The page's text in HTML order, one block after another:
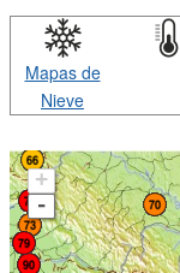
Mapas de
Nieve
+
-